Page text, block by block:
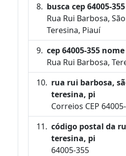
busca cep 64005-355
Rua Rui Barbosa,
Teresina, Piauí
cep 64005-355
Rua Rui Barbosa,
rua rui barbosa,
teresina, pi
Correios CEP
código postal da
teresina, pi
64005-355